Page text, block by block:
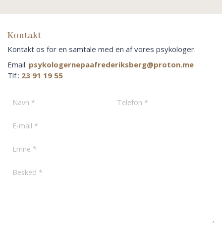
Kontakt
Kontakt os for en samtale med en af vores psykologer.
Email: psykologernepaafrederiksberg@proton.me
Tlf.: 23 91 19 55
Emne